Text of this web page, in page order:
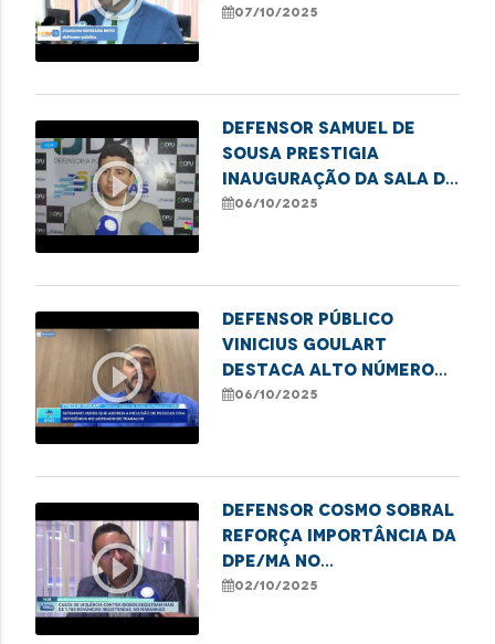
denúncia na proteção
07/10/2025
play_circle_outline
Defensor Samuel de
Sousa prestigia
inauguração da sala da
DPU em Balsas
06/10/2025
play_circle_outline
Defensor público
Vinicius Goulart
destaca alto número
de atendimentos a
06/10/2025
play_circle_outline
Defensor Cosmo Sobral
reforça importância da
DPE/MA no
enfrentamento à
02/10/2025